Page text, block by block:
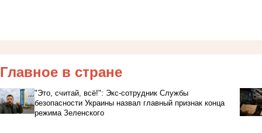
Главное в стране
"Это, считай, всё!": Экс-сотрудник Службы
безопасности Украины назвал главный признак конца
режима Зеленского